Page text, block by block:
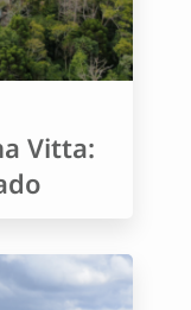
Vitta: